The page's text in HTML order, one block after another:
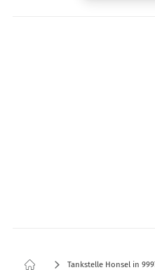
Tankstelle Honsel in